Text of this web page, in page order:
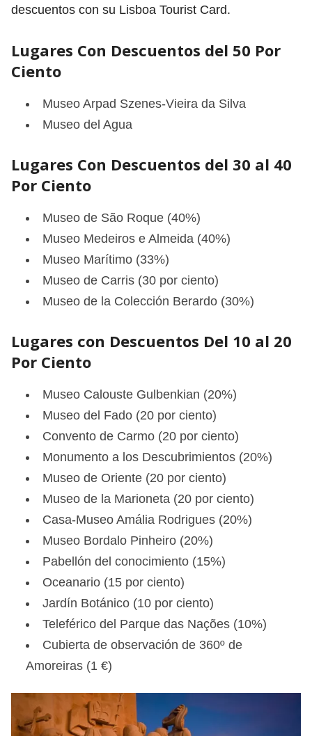
descuentos con su Lisboa Tourist Card.
Lugares Con Descuentos del 50 Por
Ciento
Museo Arpad Szenes-Vieira da Silva
Museo del Agua
Lugares Con Descuentos del 30 al 40
Por Ciento
Museo de São Roque (40%)
Museo Medeiros e Almeida (40%)
Museo Marítimo (33%)
Museo de Carris (30 por ciento)
Museo de la Colección Berardo (30%)
Lugares con Descuentos Del 10 al 20
Por Ciento
Museo Calouste Gulbenkian (20%)
Museo del Fado (20 por ciento)
Convento de Carmo (20 por ciento)
Monumento a los Descubrimientos (20%)
Museo de Oriente (20 por ciento)
Museo de la Marioneta (20 por ciento)
Casa-Museo Amália Rodrigues (20%)
Museo Bordalo Pinheiro (20%)
Pabellón del conocimiento (15%)
Oceanario (15 por ciento)
Jardín Botánico (10 por ciento)
Teleférico del Parque das Nações (10%)
Cubierta de observación de 360º de
Amoreiras (1 €)